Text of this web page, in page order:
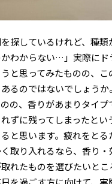
を探しているけれど、種類
わからない…」実際にド
と思ってみたものの、こ
るのではないでしょうか
の、香りがあまりタイプ
ずに残ってしまったとい
と思います。疲れをとる
取り入れるなら、香り・
れたものを選びたいとこ